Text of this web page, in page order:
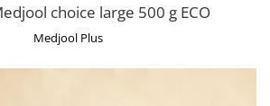
/ MIERE
choice large 500 g ECO
Medjool Plus